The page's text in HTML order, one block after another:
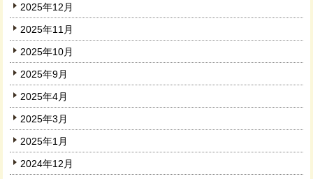
2025年12月
2025年11月
2025年10月
2025年9月
2025年4月
2025年3月
2025年1月
2024年12月